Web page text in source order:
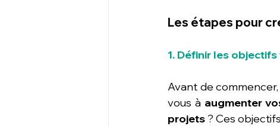
Les étapes pour
1. Définir les
Avant de commencer,
vous à augmenter
projets ? Ces